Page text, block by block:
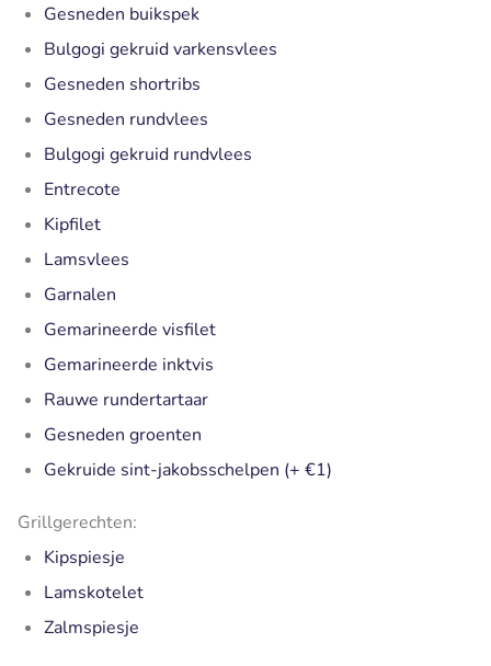
Gesneden buikspek
Bulgogi gekruid varkensvlees
Gesneden shortribs
Gesneden rundvlees
Bulgogi gekruid rundvlees
Entrecote
Kipfilet
Lamsvlees
Garnalen
Gemarineerde visfilet
Gemarineerde inktvis
Rauwe rundertartaar
Gesneden groenten
Gekruide sint-jakobsschelpen (+ €1)
Grillgerechten:
Kipspiesje
Lamskotelet
Zalmspiesje